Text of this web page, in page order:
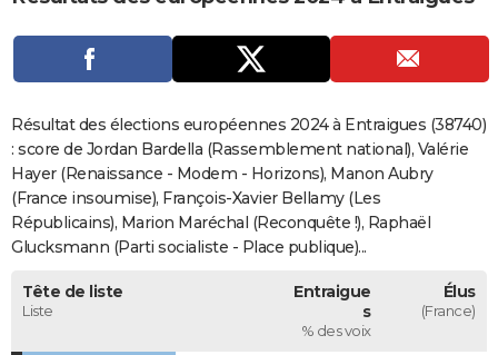
Carte de Noël
Carte Bonne année
Carte Saint-Valentin
Carte Pâques
Carte d'anniversaire
DICTIONNAIRE
Dictionnaire
Biographies
Citations
Expressions
Proverbes
PROGRAMME TV
COPAINS D'AVANT
S'inscrire
Se connecter
Lycées
Collèges
Primaires
Universités
Entreprises
Service militaire
Avis de recherche
AVIS DE DÉCÈS
FORUM
Résultat des élections européennes 2024 à Entraigues (38740)
: score de Jordan Bardella (Rassemblement national), Valérie
Hayer (Renaissance - Modem - Horizons), Manon Aubry
(France insoumise), François-Xavier Bellamy (Les
Républicains), Marion Maréchal (Reconquête !), Raphaël
Glucksmann (Parti socialiste - Place publique)...
Tête de liste
Liste
Entraigue
s
% des voix
Élus
(France)